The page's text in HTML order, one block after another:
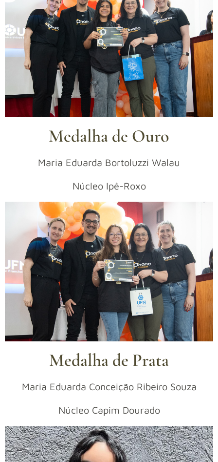
Medalha de Ouro
Maria Eduarda Bortoluzzi Walau
Núcleo Ipê-Roxo
Medalha de Prata
Maria Eduarda Conceição Ribeiro Souza
Núcleo Capim Dourado